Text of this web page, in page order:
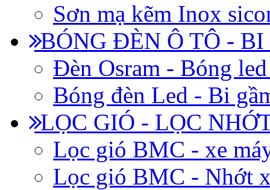
Sơn mạ kẽm Inox
BÓNG ĐÈN Ô TÔ -
Đèn Osram - Bóng
Bóng đèn Led - Bi
LỌC GIÓ - LỌC
Lọc gió BMC - xe
Lọc gió BMC - Nhớt